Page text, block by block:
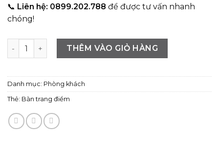
📞 Liên hệ: 0899.202.788 để được tư vấn nhanh
chóng!
Bàn trang điểm tích hợp ngăn kéo tủ hiện đại số lượng
THÊM VÀO GIỎ HÀNG
Danh mục: Phòng khách
Thẻ: Bàn trang điểm